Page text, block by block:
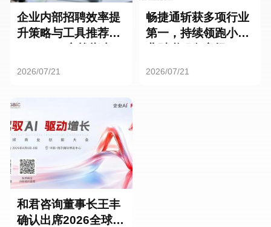
企业内部招聘效率提
升策略与工具推荐：
2026/07/21
畅捷通斩获多项行业
第一，持续领跑小微
2026/07/21
和君咨询董事长王丰
确认出席2026全球商